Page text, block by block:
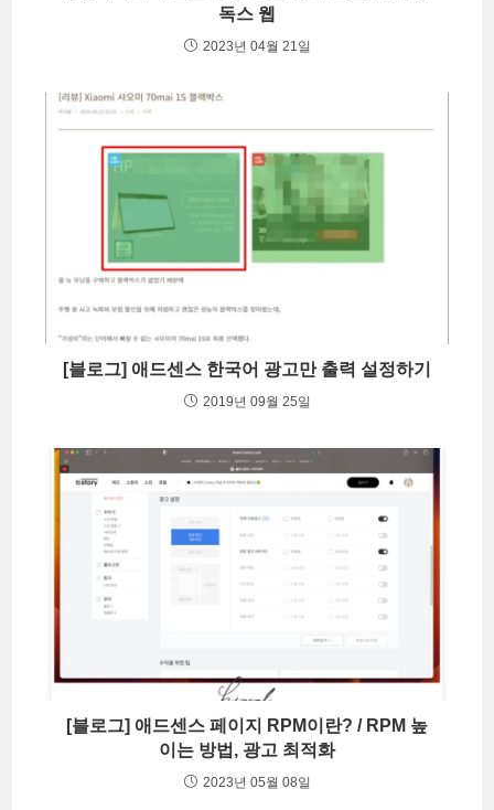
독스 웹
2023년 04월 21일
[블로그] 애드센스 한국어 광고만 출력 설정하기
2019년 09월 25일
[블로그] 애드센스 페이지 RPM이란? / RPM 높
이는 방법, 광고 최적화
2023년 05월 08일